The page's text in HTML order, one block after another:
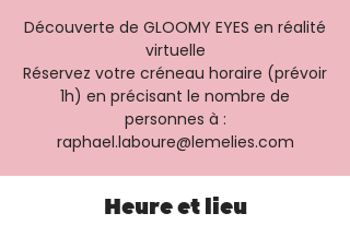
Découverte de GLOOMY EYES en réalité
virtuelle
Réservez votre créneau horaire (prévoir
1h) en précisant le nombre de
personnes à :
raphael.laboure@lemelies.com
Heure et lieu